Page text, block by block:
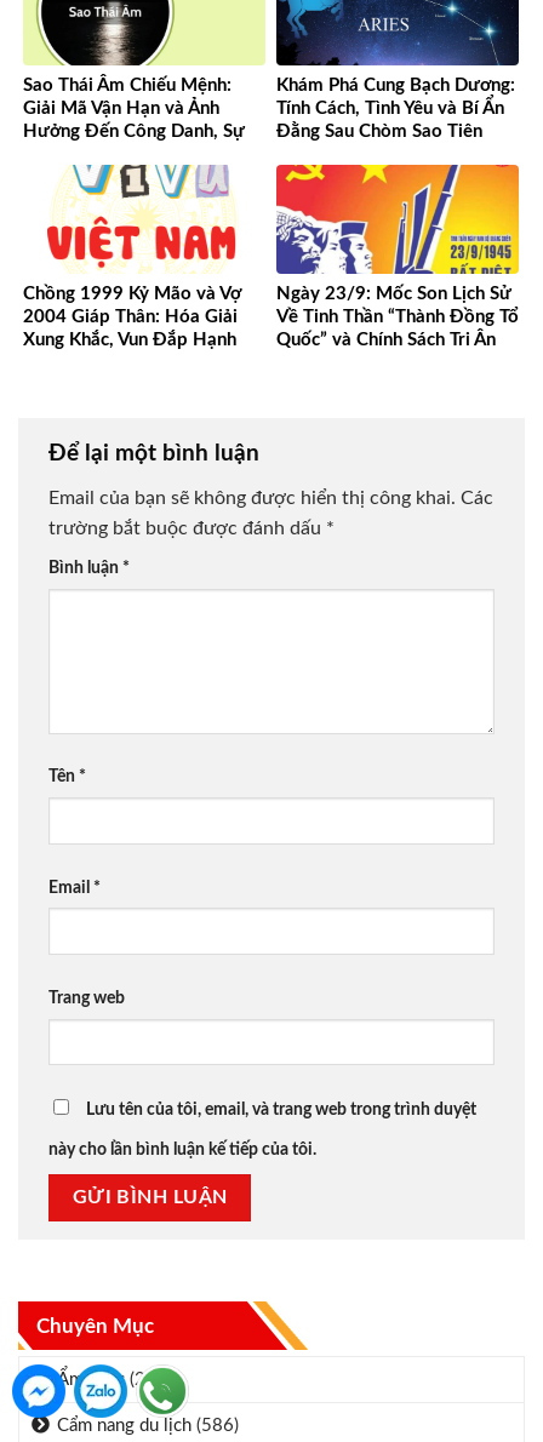
Chuyên Mục
Ẩm thực(2)
Cẩm nang du lịch (586)
Sao Thái Âm Chiếu Mệnh:
Giải Mã Vận Hạn và Ảnh
Hưởng Đến Công Danh, Sự
Khám Phá Cung Bạch Dương:
Tính Cách, Tình Yêu và Bí Ẩn
Đằng Sau Chòm Sao Tiên
Chồng 1999 Kỷ Mão và Vợ
2004 Giáp Thân: Hóa Giải
Xung Khắc, Vun Đắp Hạnh
Ngày 23/9: Mốc Son Lịch Sử
Về Tinh Thần “Thành Đồng Tổ
Quốc” và Chính Sách Tri Ân
Để lại một bình luận
Email của bạn sẽ không được hiển thị công khai. Các
trường bắt buộc được đánh dấu *
Bình luận *
Tên *
Email *
Trang web
Lưu tên của tôi, email, và trang web trong trình duyệt
này cho lần bình luận kế tiếp của tôi.